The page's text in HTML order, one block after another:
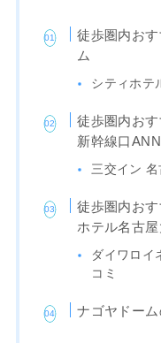
徒歩圏内お
ム
シティホテ
徒歩圏内お
新幹線口
三交イン
徒歩圏内お
ホテル名古
ダイワロイ
コミ
ナゴヤドー